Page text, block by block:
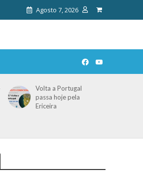
Agosto 7, 2026
Volta a Portugal
passa hoje pela
Ericeira